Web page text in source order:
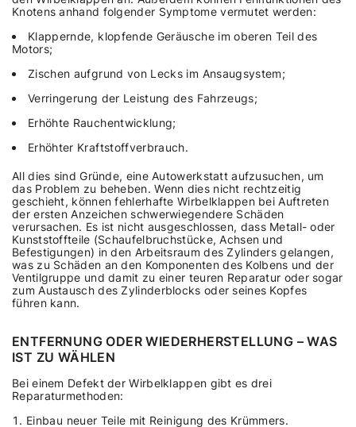
Knotens anhand folgender Symptome vermutet werden:
Klappernde, klopfende Geräusche im oberen Teil des
Motors;
Zischen aufgrund von Lecks im Ansaugsystem;
Verringerung der Leistung des Fahrzeugs;
Erhöhte Rauchentwicklung;
Erhöhter Kraftstoffverbrauch.
All dies sind Gründe, eine Autowerkstatt aufzusuchen, um
das Problem zu beheben. Wenn dies nicht rechtzeitig
geschieht, können fehlerhafte Wirbelklappen bei Auftreten
der ersten Anzeichen schwerwiegendere Schäden
verursachen. Es ist nicht ausgeschlossen, dass Metall- oder
Kunststoffteile (Schaufelbruchstücke, Achsen und
Befestigungen) in den Arbeitsraum des Zylinders gelangen,
was zu Schäden an den Komponenten des Kolbens und der
Ventilgruppe und damit zu einer teuren Reparatur oder sogar
zum Austausch des Zylinderblocks oder seines Kopfes
führen kann.
ENTFERNUNG ODER WIEDERHERSTELLUNG – WAS
IST ZU WÄHLEN
Bei einem Defekt der Wirbelklappen gibt es drei
Reparaturmethoden:
Einbau neuer Teile mit Reinigung des Krümmers.